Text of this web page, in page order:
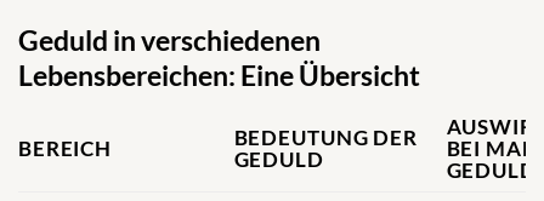
Geduld in verschiedenen
Lebensbereichen: Eine Übersicht
BEREICH
BEDEUTUNG DER
GEDULD
BEI
GEDULD